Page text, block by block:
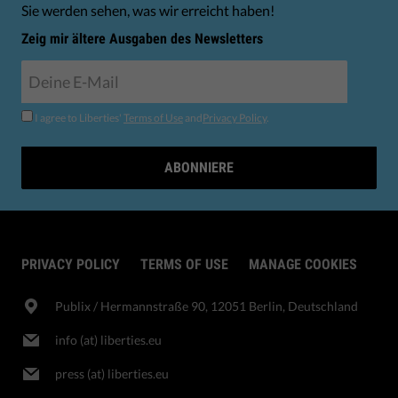
Sie werden sehen, was wir erreicht haben!
Zeig mir ältere Ausgaben des Newsletters
I agree to Liberties' Terms of Use andPrivacy Policy.
ABONNIERE
PRIVACY POLICY TERMS OF USE MANAGE COOKIES
Publix​ / Hermannstraße 90, 12051 Berlin, Deutschland
info (at) liberties.eu
press (at) liberties.eu